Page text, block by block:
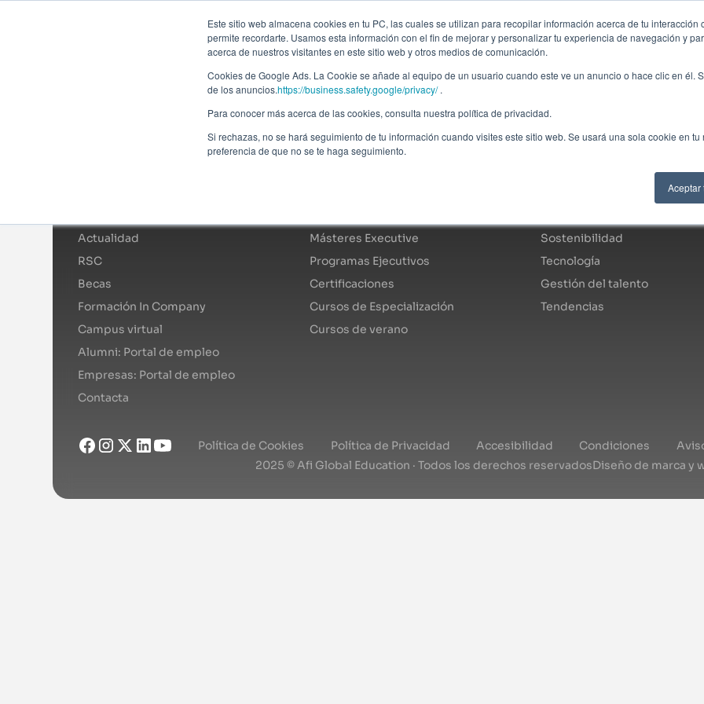
Este sitio web almacena cookies en tu PC, las cuales se utilizan para recopilar información acerca de tu interacción
permite recordarte. Usamos esta información con el fin de mejorar y personalizar tu experiencia de navegación y
acerca de nuestros visitantes en este sitio web y otros medios de comunicación.
Cookies de Google Ads. La Cookie se añade al equipo de un usuario cuando este ve un anuncio o hace clic en él.
de los anuncios.https://business.safety.google/privacy/.
Para conocer más acerca de las cookies, consulta nuestra política de privacidad.
Si rechazas, no se hará seguimiento de tu información cuando visites este sitio web. Se usará una sola cookie en
preferencia de que no se te haga seguimiento.
Aceptar
Actualidad
RSC
Becas
Formación In Company
Campus virtual
Alumni: Portal de empleo
Empresas: Portal de empleo
Contacta
Másteres Executive
Programas Ejecutivos
Certificaciones
Cursos de Especialización
Cursos de verano
Áreas de especialidad
Sostenibilidad
Tecnología
Gestión del talento
Tendencias
Política de Cookies Política de Privacidad Accesibilidad Condiciones
2025 © Afi Global Education · Todos los derechos reservadosDiseño de marca y